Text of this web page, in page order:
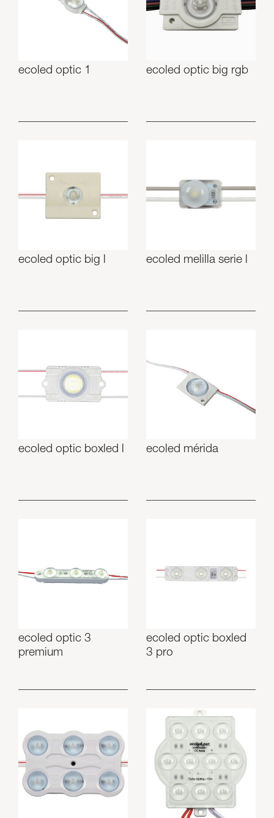
Luminarias
Skyled - Luminarias a medida
Sistemas modulares lineales y curvos
ecoled optic 1 ecoled optic big rgb
ecoled optic big l ecoled melilla serie l
ecoled optic boxled l ecoled mérida
ecoled optic 3
premium
ecoled optic boxled
3 pro